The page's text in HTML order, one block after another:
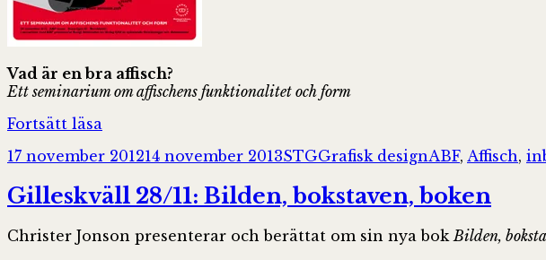
Vad är en bra affisch?
Ett seminarium om affischens funktionalitet och form
Fortsätt läsa
Postat
17 november 201214 november 2013Författare
STGKategorier
Grafisk design Taggar
ABF, Affisch,
Gilleskväll 28/11: Bilden, bokstaven, boken
Christer Jonson presenterar och berättat om sin nya bok Bilden,